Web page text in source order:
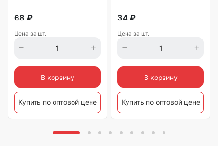
68 ₽
Цена за шт.
В корзину
Купить по оптовой цене
34 ₽
Цена за шт.
В корзину
Купить по оптовой цене